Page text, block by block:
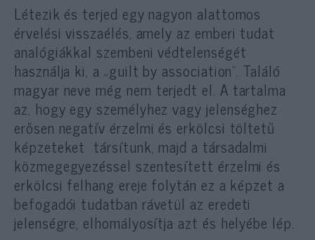
Létezik és terjed egy nagyon alattomos
érvelési visszaélés, amely az emberi tudat
analógiákkal szembeni védtelenségét
használja ki, a „guilt by association”. Találó
magyar neve még nem terjedt el. A tartalma
az, hogy egy személyhez vagy jelenséghez
erősen negatív érzelmi és erkölcsi töltetű
képzeteket társítunk, majd a társadalmi
közmegegyezéssel szentesített érzelmi és
erkölcsi felhang ereje folytán ez a képzet a
befogadói tudatban rávetül az eredeti
jelenségre, elhomályosítja azt és helyébe lép.